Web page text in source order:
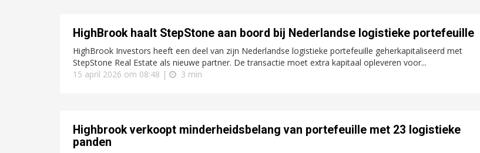
HighBrook haalt StepStone aan boord bij Nederlandse logistieke portefeuille
HighBrook Investors heeft een deel van zijn Nederlandse logistieke portefeuille geherkapitaliseerd met
StepStone Real Estate als nieuwe partner. De transactie moet extra kapitaal opleveren voor...
15 april 2026 om 08:48 |
3 min
Highbrook verkoopt minderheidsbelang van portefeuille met 23 logistieke
panden